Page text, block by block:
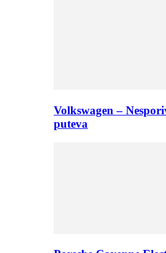
Volkswagen –
puteva